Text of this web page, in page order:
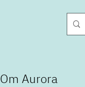
Om Aurora